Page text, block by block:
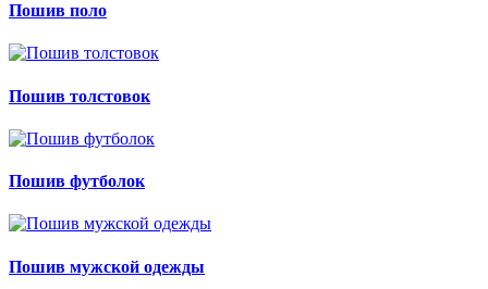
Пошив поло
Пошив толстовок
Пошив футболок
Пошив мужской одежды